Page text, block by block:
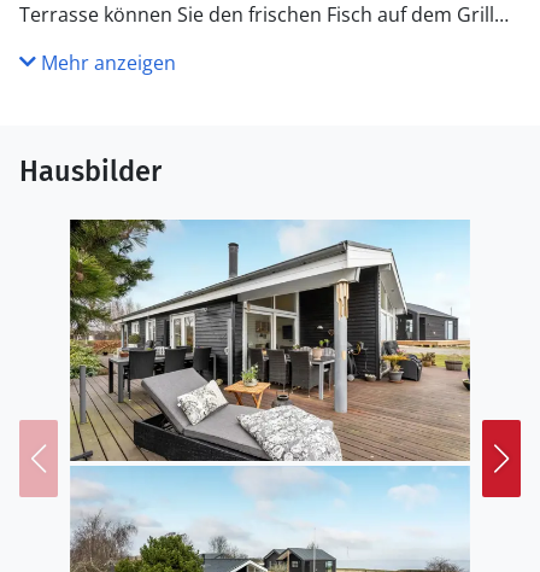
Terrasse können Sie den frischen Fisch auf dem Grill
hingeben und die Frischluft einatmen.
wunderbare Aussicht auf den Kleinen Belt, wo Sie auch
den Schiffsverkehr auf dem Meer beobachten können.
In Sønderborg erwarten Sie viele Sehenswürdigkeiten
und Einkaufsmöglichkeiten sowie Restaurants und
kulturelle Angebote.
Mehr anzeigen
Hausbilder